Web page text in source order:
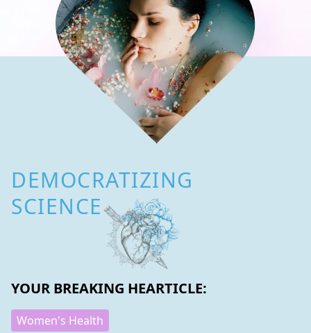
DEMOCRATIZING
SCIENCE
YOUR BREAKING HEARTICLE:
Women's Health